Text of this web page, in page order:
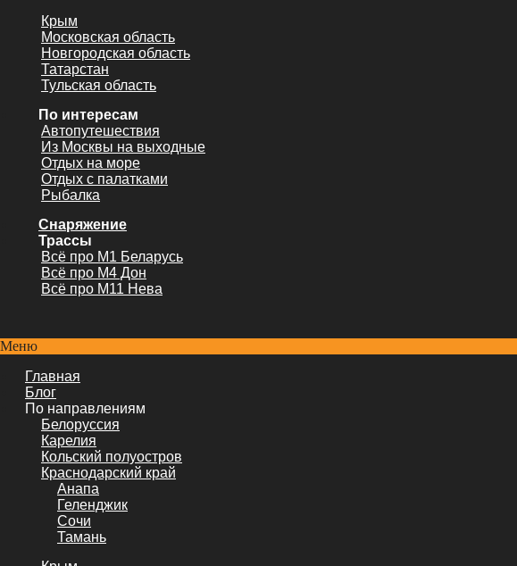
Крым
Московская область
Новгородская область
Татарстан
Тульская область
По интересам
Автопутешествия
Из Москвы на выходные
Отдых на море
Отдых с палатками
Рыбалка
Снаряжение
Трассы
Всё про М1 Беларусь
Всё про М4 Дон
Всё про М11 Нева
Меню
Главная
Блог
По направлениям
Белоруссия
Карелия
Кольский полуостров
Краснодарский край
Анапа
Геленджик
Сочи
Тамань